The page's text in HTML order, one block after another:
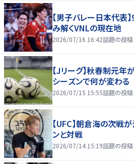
【男子バレー日本代表
み解くVNLの現在地
2026/07/16 16:42話題の投稿
【Jリーグ】秋春制元
シーズンで何が変わる
2026/07/15 15:55話題の投稿
【UFC】朝倉海の次戦
ンと対戦
2026/07/14 15:19話題の投稿